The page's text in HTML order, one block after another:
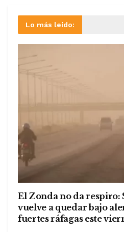
Lo más leído:
El Zonda no da respiro:
vuelve a quedar bajo
fuertes ráfagas este